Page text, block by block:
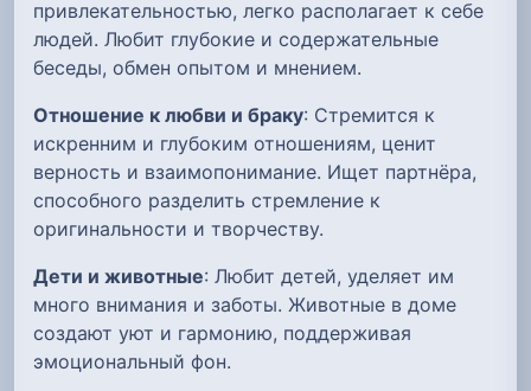
привлекательностью, легко располагает к себе
людей. Любит глубокие и содержательные
беседы, обмен опытом и мнением.
Отношение к любви и браку: Стремится к
искренним и глубоким отношениям, ценит
верность и взаимопонимание. Ищет партнёра,
способного разделить стремление к
оригинальности и творчеству.
Дети и животные: Любит детей, уделяет им
много внимания и заботы. Животные в доме
создают уют и гармонию, поддерживая
эмоциональный фон.